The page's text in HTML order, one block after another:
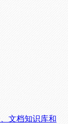
文档知识库和